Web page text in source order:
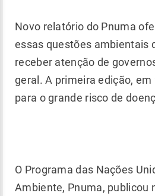
Novo relatório do Pnuma
essas questões ambientais
receber atenção de
geral. A primeira edição, em
para o grande risco de
O Programa das Nações
Ambiente, Pnuma, publicou